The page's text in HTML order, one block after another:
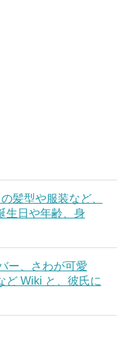
髪型や服装など、
生日や年齢、身
ー、さわが可愛
ど Wiki と、彼氏に